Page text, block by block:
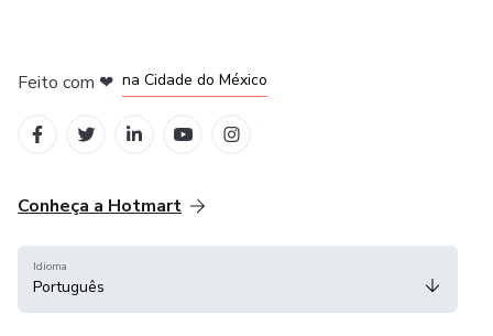
Feito com ❤ na Cidade do México
Conheça a Hotmart
Idioma
Português